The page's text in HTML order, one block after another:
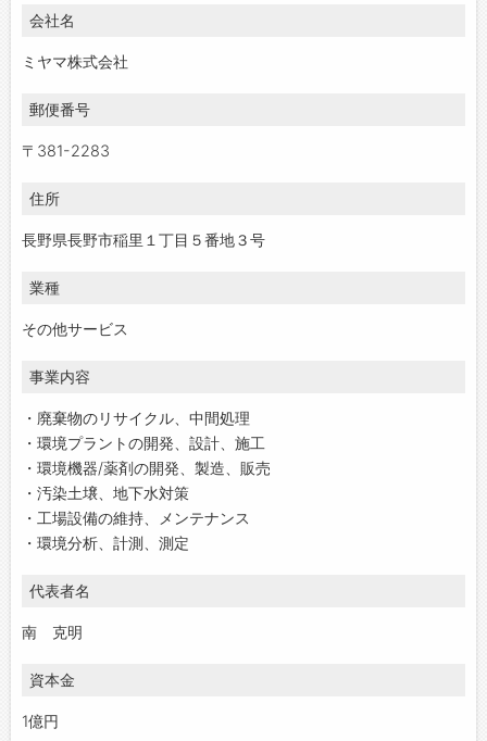
会社名
ミヤマ株式会社
郵便番号
〒381-2283
住所
長野県長野市稲里１丁目５番地３号
業種
その他サービス
事業内容
・廃棄物のリサイクル、中間処理
・環境プラントの開発、設計、施工
・環境機器/薬剤の開発、製造、販売
・汚染土壌、地下水対策
・工場設備の維持、メンテナンス
・環境分析、計測、測定
代表者名
南 克明
資本金
1億円